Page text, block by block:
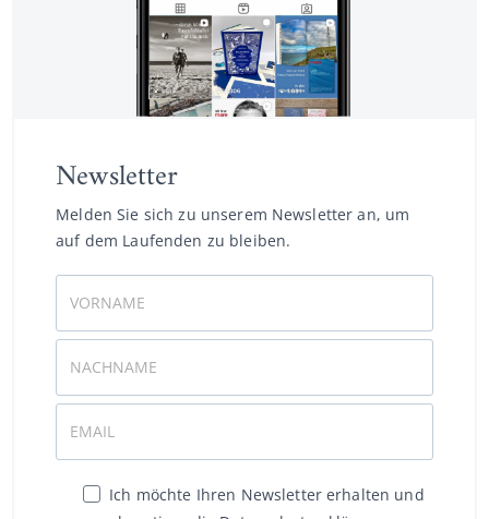
Newsletter
Melden Sie sich zu unserem Newsletter an, um
auf dem Laufenden zu bleiben.
Ich möchte Ihren Newsletter erhalten und